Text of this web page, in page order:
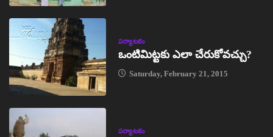
పర్యాటకం
ఒంటిమిట్టకు ఎలా చేరుకోవచ్చు?
Saturday, February 21, 2015
పర్యాటకం